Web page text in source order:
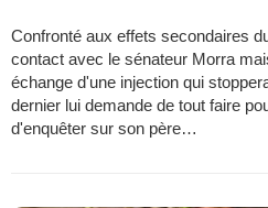
Confronté aux effets secondaires
contact avec le sénateur Morra
échange d'une injection qui
dernier lui demande de tout faire
d'enquêter sur son père…